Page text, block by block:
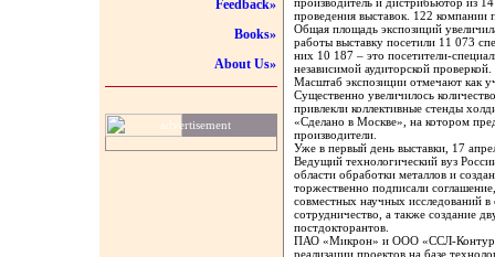
Feedback»
Books»
About Us»
advertisement
проведения выставок. 122
Общая площадь экспозиций
работы выставку посетили 11 073
них 10 187 – это посетители-
независимой аудиторской проверкой.
Масштаб экспозиции отмечают как
Существенно увеличилось
привлекли коллективные стенды
«Сделано в Москве», на котором
производители.
Уже в первый день выставки, 17
Ведущий технологический вуз
области обработки металлов и
торжественно подписали
совместных научных исследований
сотрудничество, а также создание
постдокторантов.
ПАО «Микрон» и ООО «ССЛ-Контур»
реализации проектов на базе